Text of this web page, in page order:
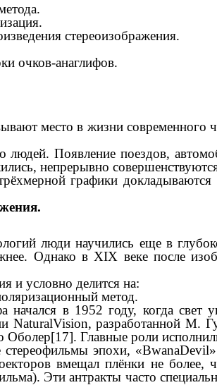
стереоизображения.
очков-анаглифов.
место в жизни
людей. Появление поездов,
непрерывно
графики
люди научились еще в
Однако в XIX веке после
и условно делится на:
метод.
начался в 1952 году, когда свет
разработанной М.
Оболер[17]. Главные роли
эпохи,
вмещал плёнки не
Эти антракты часто